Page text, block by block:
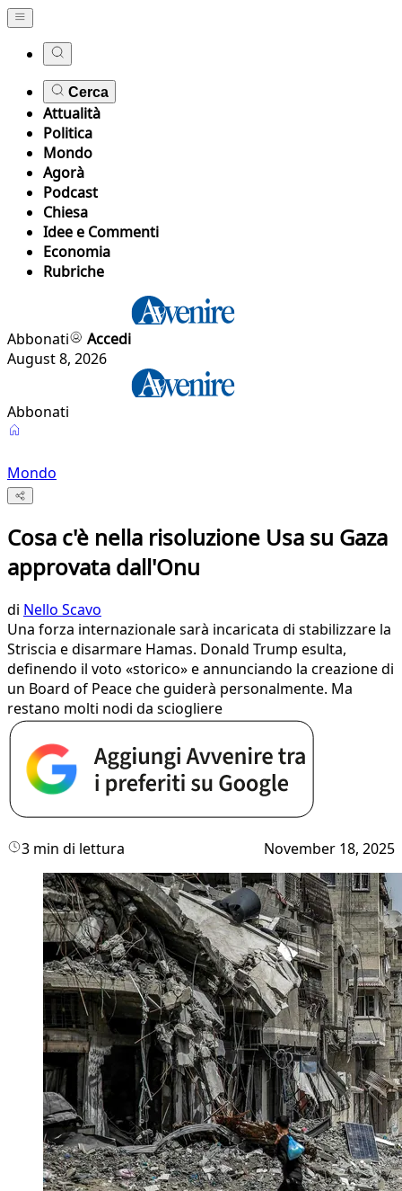
Cerca
Attualità
Politica
Mondo
Agorà
Podcast
Chiesa
Idee e Commenti
Economia
Rubriche
Abbonati
Accedi
August 8, 2026
Abbonati
Mondo
Cosa c'è nella risoluzione Usa su Gaza
approvata dall'Onu
di Nello Scavo
Una forza internazionale sarà incaricata di stabilizzare la
Striscia e disarmare Hamas. Donald Trump esulta,
definendo il voto «storico» e annunciando la creazione di
un Board of Peace che guiderà personalmente. Ma
restano molti nodi da sciogliere
3 min di lettura November 18, 2025